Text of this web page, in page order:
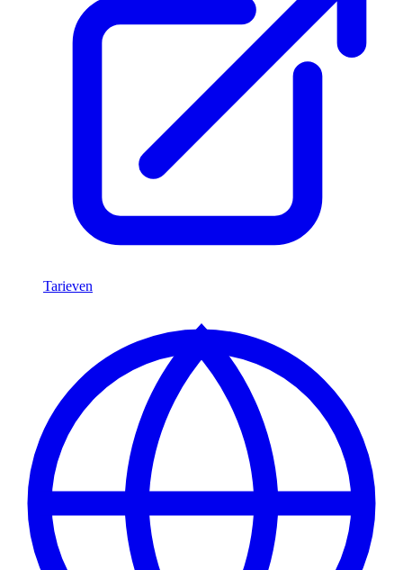
Tarieven